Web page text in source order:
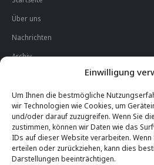
Einwilligung
Um Ihnen die bestmögliche
wir Technologien wie Cookies, um
und/oder darauf zuzugreifen. Wenn Sie
zustimmen, können wir Daten wie das
IDs auf dieser Website verarbeiten.
erteilen oder zurückziehen, kann dies
Darstellungen beeinträchtigen.
Über uns
Nachrichten
Archiv
Datenschutzerklärung
Cookie-Hinweise
Kontakt